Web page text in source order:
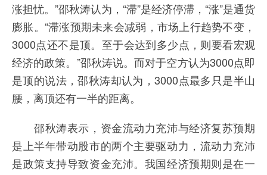
涨担忧。”邵秋涛认为，“滞”是经济停滞，“涨”是通货
膨胀。“滞涨预期未来会减弱，市场上行趋势不变，
3000点还不是顶。至于会达到多少点，则要看宏观
经济的政策。”邵秋涛说。而对于空方认为3000点即
是顶的说法，邵秋涛却认为，3000点最多只是半山
腰，离顶还有一半的距离。
邵秋涛表示，资金流动力充沛与经济复苏预期
是上半年带动股市的两个主要驱动力，流动力充沛
是政策支持导致资金充沛。我国经济预期则是在一